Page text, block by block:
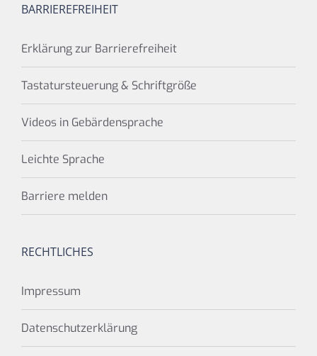
BARRIEREFREIHEIT
Erklärung zur Barrierefreiheit
Tastatursteuerung & Schriftgröße
Videos in Gebärdensprache
Leichte Sprache
Barriere melden
RECHTLICHES
Impressum
Datenschutzerklärung